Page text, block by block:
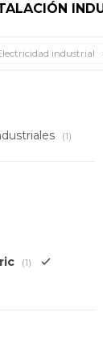
industrial
(1)
(1)